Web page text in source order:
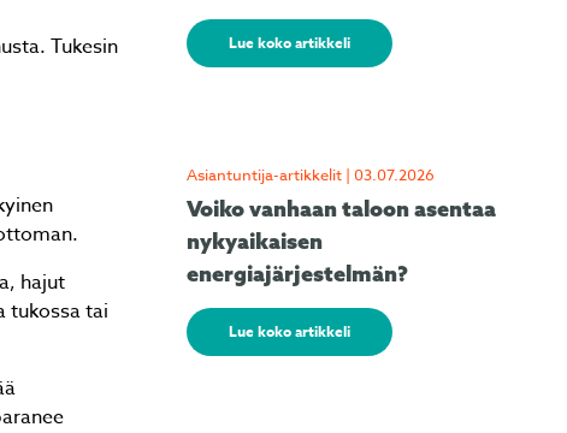
Tukesin
hajut
tukossa tai
Lue koko artikkeli
Asiantuntija-artikkelit | 03.07.2026
Voiko vanhaan taloon asentaa
nykyaikaisen
energiajärjestelmän?
Lue koko artikkeli